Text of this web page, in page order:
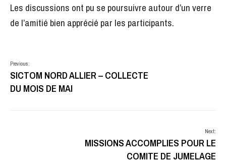
Les discussions ont pu se poursuivre autour d’un verre
de l’amitié bien apprécié par les participants.
Previous:
SICTOM NORD ALLIER – COLLECTE
DU MOIS DE MAI
Next:
MISSIONS ACCOMPLIES POUR LE
COMITE DE JUMELAGE